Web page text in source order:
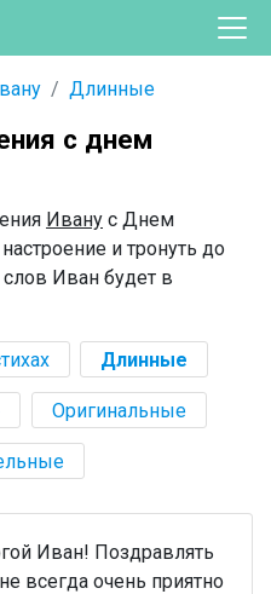
Длинные
с днем
Ивану с Днем
и тронуть до
Иван будет в
Длинные
Оригинальные
Иван! Поздравлять
всегда очень приятно